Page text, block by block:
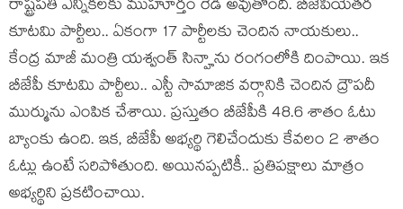
రాష్ట్ర‌ప‌తి ఎన్నిక‌ల‌కు ముహూర్తం రెడీ అవుతోంది. బీజేపీయేత‌ర
కూట‌మి పార్టీలు.. ఏకంగా 17 పార్టీల‌కు చెందిన నాయ‌కులు..
కేంద్ర మాజీ మంత్రి య‌శ్వంత్ సిన్హాను రంగంలోకి దింపాయి. ఇక
బీజేపీ కూట‌మి పార్టీలు.. ఎస్టీ సామాజిక వ‌ర్గానికి చెందిన ద్రౌప‌దీ
ముర్మును ఎంపిక చేశాయి. ప్ర‌స్తుతం బీజేపీకి 48.6 శాతం ఓటు
బ్యాంకు ఉంది. ఇక‌, బీజేపీ అభ్య‌ర్థి గెలిచేందుకు కేవ‌లం 2 శాతం
ఓట్లు ఉంటే స‌రిపోతుంది. అయినప్ప‌టికీ.. ప్ర‌తిప‌క్షాలు మాత్రం
అభ్య‌ర్థిని ప్ర‌క‌టించాయి.